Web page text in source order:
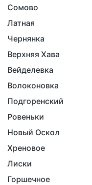
Сомово
Латная
Чернянка
Верхняя Хава
Вейделевка
Волоконовка
Подгоренский
Ровеньки
Новый Оскол
Хреновое
Лиски
Горшечное